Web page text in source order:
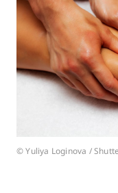
© Yuliya Loginova /